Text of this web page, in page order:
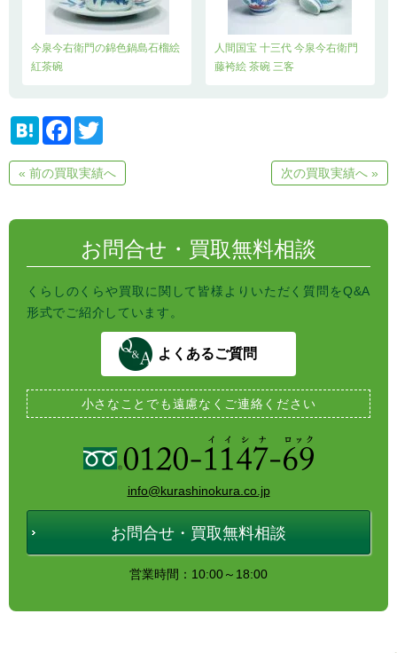
今泉今右衛門の錦色鍋島石榴絵
紅茶碗
人間国宝 十三代 今泉今右衛門
藤袴絵 茶碗 三客
H
e
n
F
e
b
k
t
t
« 前の買取実績へ 次の買取実績へ »
お問合せ・買取無料相談
くらしのくらや買取に関して皆様よりいただく質問をQ&A
形式でご紹介しています。
よくあるご質問
小さなことでも遠慮なくご連絡ください
info@kurashinokura.co.jp
お問合せ・買取無料相談
営業時間：10:00～18:00